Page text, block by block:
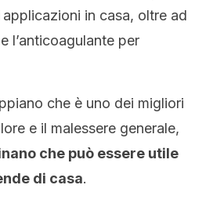
in casa, oltre ad
l’anticoagulante per
che è uno dei migliori
e il malessere generale,
che può essere utile
di casa.